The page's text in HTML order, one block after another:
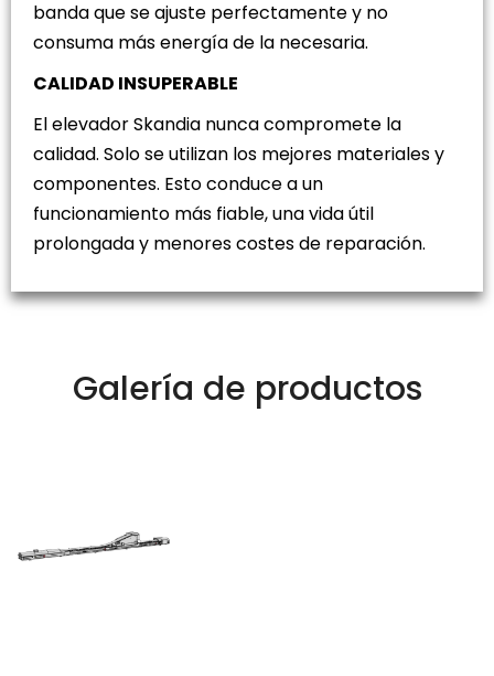
banda que se ajuste perfectamente y no
consuma más energía de la necesaria.
CALIDAD INSUPERABLE
El elevador Skandia nunca compromete la
calidad. Solo se utilizan los mejores materiales y
componentes. Esto conduce a un
funcionamiento más fiable, una vida útil
prolongada y menores costes de reparación.
Galería de productos